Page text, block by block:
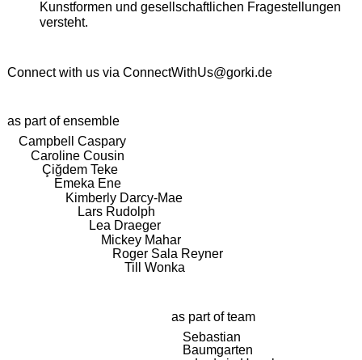
Kunstformen und gesellschaftlichen Fragestellungen
versteht.
Connect with us via ConnectWithUs@gorki.de
as part of ensemble
Campbell Caspary
Caroline Cousin
Çiğdem Teke
Emeka Ene
Kimberly Darcy-Mae
Lars Rudolph
Lea Draeger
Mickey Mahar
Roger Sala Reyner
Till Wonka
as part of team
Sebastian
Baumgarten